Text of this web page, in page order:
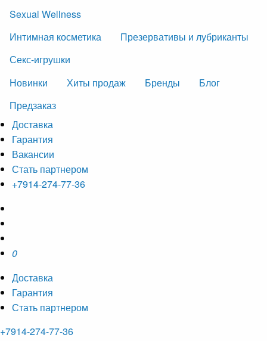
Sexual Wellness
Интимная косметика
Презервативы и лубриканты
Секс-игрушки
Новинки
Хиты продаж Бренды
Блог
Предзаказ
Доставка
Гарантия
Вакансии
Стать партнером
+7914-274-77-36
0
Доставка
Гарантия
Стать партнером
+7914-274-77-36